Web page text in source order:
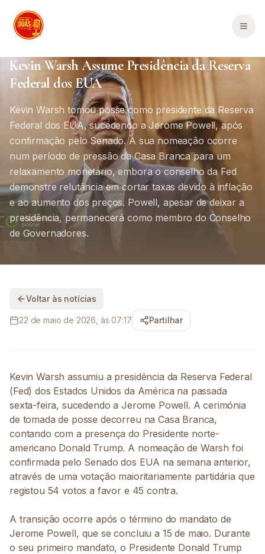
Política Internacional
Kevin Warsh Assume Presidência da Reserva
Federal dos EUA
Kevin Warsh tomou posse como presidente da Reserva
Federal dos EUA, sucedendo a Jerome Powell, após
confirmação pelo Senado. A sua nomeação ocorre
num período de pressão da Casa Branca para um
relaxamento monetário, embora o conselho da Fed
demonstre relutância em cortar taxas devido à inflação
e ao aumento dos preços. Powell, apesar de deixar a
presidência, permanecerá como membro do Conselho
de Governadores.
Voltar às notícias
22 de maio de 2026, às 07:17 Partilhar
Kevin Warsh assumiu a presidência da Reserva Federal
(Fed) dos Estados Unidos da América na passada
sexta-feira, sucedendo a Jerome Powell. A cerimónia
de tomada de posse decorreu na Casa Branca,
contando com a presença do Presidente norte-
americano Donald Trump. A nomeação de Warsh foi
confirmada pelo Senado dos EUA na semana anterior,
através de uma votação maioritariamente partidária que
registou 54 votos a favor e 45 contra.
A transição ocorre após o término do mandato de
Jerome Powell, que se concluiu a 15 de maio. Durante
o seu primeiro mandato, o Presidente Donald Trump